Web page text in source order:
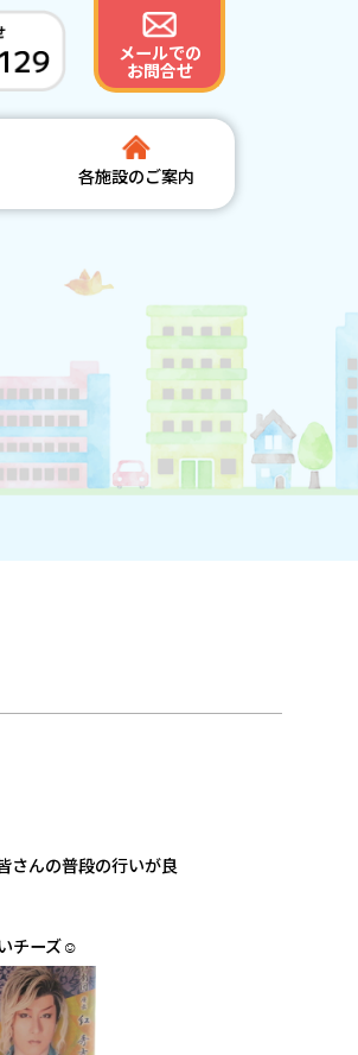
メールでの
お問合せ
各施設のご案内
さんの普段の行いが良
チーズ☺